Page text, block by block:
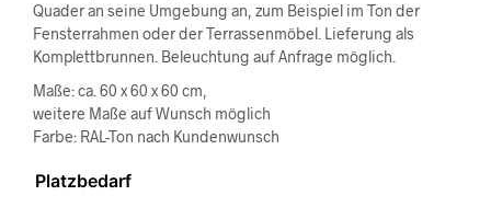
Quader an seine Umgebung an, zum Beispiel im Ton der
Fensterrahmen oder der Terrassenmöbel. Lieferung als
Komplettbrunnen. Beleuchtung auf Anfrage möglich.
Maße: ca. 60 x 60 x 60 cm,
weitere Maße auf Wunsch möglich
Farbe: RAL-Ton nach Kundenwunsch
Platzbedarf